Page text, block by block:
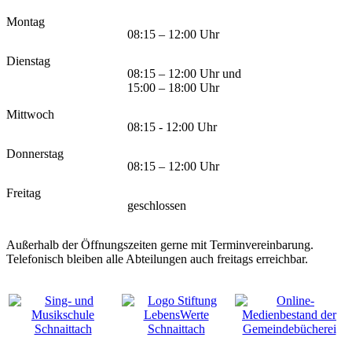
Montag
08:15 – 12:00 Uhr
Dienstag
08:15 – 12:00 Uhr und
15:00 – 18:00 Uhr
Mittwoch
08:15 - 12:00 Uhr
Donnerstag
08:15 – 12:00 Uhr
Freitag
geschlossen
Außerhalb der Öffnungszeiten gerne mit Terminvereinbarung.
Telefonisch bleiben alle Abteilungen auch freitags erreichbar.